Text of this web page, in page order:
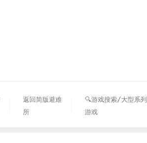
返回简版避难
所
🔍游戏搜索/大型系列
游戏